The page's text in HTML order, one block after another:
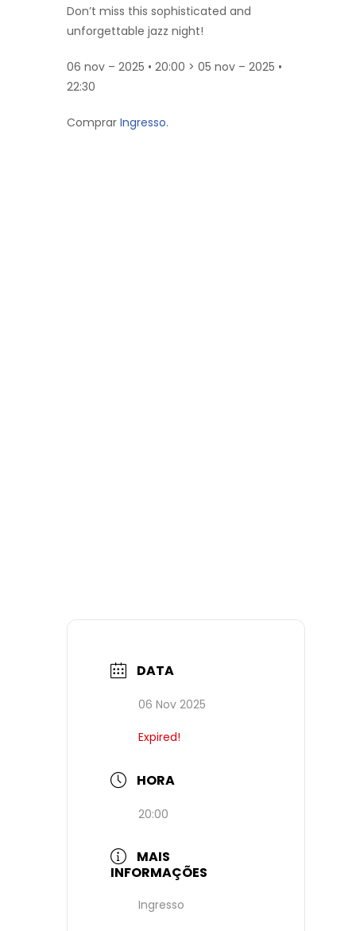
Don’t miss this sophisticated and
unforgettable jazz night!
06 nov – 2025 • 20:00 > 05 nov – 2025 •
22:30
Comprar Ingresso.
DATA
06 Nov 2025
Expired!
HORA
20:00
MAIS
INFORMAÇÕES
Ingresso